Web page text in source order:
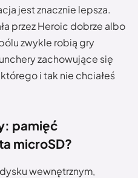
jest znacznie lepsza.
przez Heroic dobrze albo
zwykle robią gry
zachowujące się
i tak nie chciałeś
pamięć
microSD?
wewnętrznym,